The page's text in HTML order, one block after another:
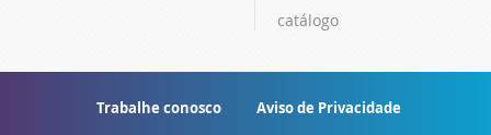
catálogo
Trabalhe conosco Aviso de Privacidade